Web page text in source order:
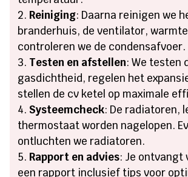
Reiniging: Daarna reinigen we
branderhuis, de ventilator,
controleren we de condensafvoer.
Testen en afstellen: We testen
gasdichtheid, regelen het
stellen de cv ketel op maximale
Systeemcheck: De radiatoren,
thermostaat worden nagelopen.
ontluchten we radiatoren.
Rapport en advies: Je ontvangt
een rapport inclusief tips voor